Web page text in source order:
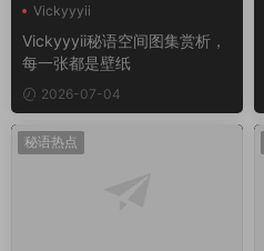
Vickyyyii
Vickyyyii秘语空间图集赏析，
每一张都是壁纸
2026-07-04
秘语热点